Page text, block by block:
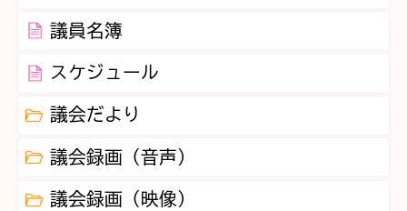
議員名簿
スケジュール
議会だより
議会録画（音声）
議会録画（映像）